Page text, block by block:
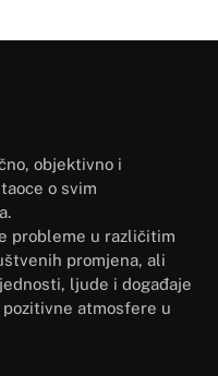
objektivno i
o svim
probleme u različitim
promjena, ali
ljude i događaje
atmosfere u